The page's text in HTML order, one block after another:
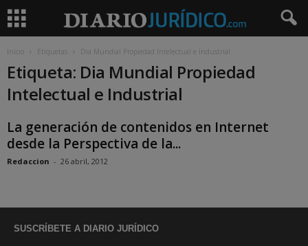
Inicio Etiquetas Dia Mundial Propiedad Intelectual e Industrial
Etiqueta: Dia Mundial Propiedad
Intelectual e Industrial
La generación de contenidos en Internet
desde la Perspectiva de la...
Redaccion - 26 abril, 2012
SUSCRÍBETE A DIARIO JURÍDICO